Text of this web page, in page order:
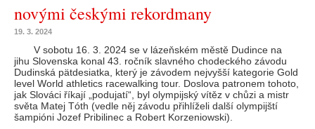
novými českými rekordmany
19. 3. 2024
V sobotu 16. 3. 2024 se v lázeňském městě Dudince na
jihu Slovenska konal 43. ročník slavného chodeckého závodu
Dudinská pätdesiatka, který je závodem nejvyšší kategorie Gold
level World athletics racewalking tour. Doslova patronem tohoto,
jak Slováci říkají „podujatí“, byl olympijský vítěz v chůzi a mistr
světa Matej Tóth (vedle něj závodu přihlíželi další olympijští
šampióni Jozef Pribilinec a Robert Korzeniowski).